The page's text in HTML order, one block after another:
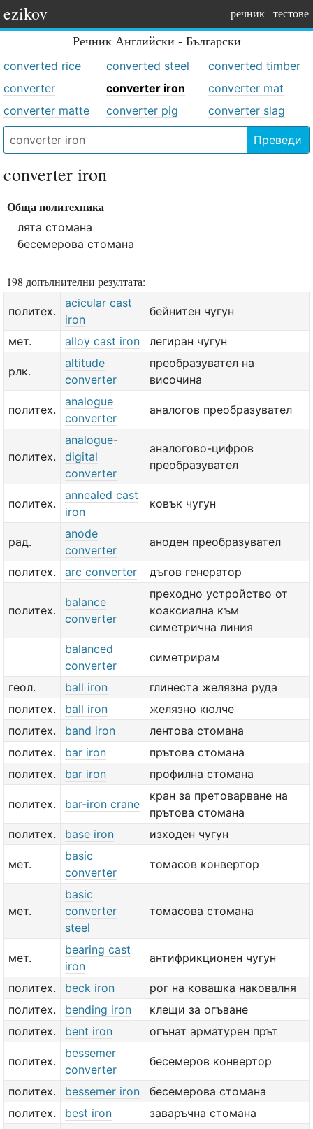
ezikov речник тестове
Речник Английски - Български
converted rice converted steel
converted timber
converter
converter iron
converter mat
converter matte
converter pig converter slag
Преведи
converter iron
Обща политехника
лята стомана
бесемерова стомана
198 допълнителни резултата:
политех.
acicular cast
iron
бейнитен чугун
мет. alloy cast iron легиран чугун
рлк.
altitude
converter
преобразувател на
височина
политех.
analogue
converter
аналогов преобразувател
политех.
analogue-
digital
converter
аналогово-цифров
преобразувател
политех.
annealed cast
iron
ковък чугун
рад.
anode
converter
аноден преобразувател
политех. arc converter дъгов генератор
политех.
balance
converter
преходно устройство от
коаксиална към
симетрична линия
balanced
converter
симетрирам
геол. ball iron
глинеста желязна руда
политех.
ball iron
желязно кюлче
политех.
band iron
лентова стомана
политех.
bar iron
прътова стомана
политех.
bar iron профилна стомана
политех. bar-iron crane
кран за претоварване на
прътова стомана
политех.
base iron изходен чугун
мет.
basic
converter
томасов конвертор
мет.
basic
converter
steel
томасова стомана
мет.
bearing cast
iron
антифрикционен чугун
политех. beck iron
рог на ковашка наковалня
политех.
bending iron
клещи за огъване
политех.
bent iron огънат арматурен прът
политех.
bessemer
converter
бесемеров конвертор
политех. bessemer iron
бесемерова стомана
политех.
best iron
заваръчна стомана